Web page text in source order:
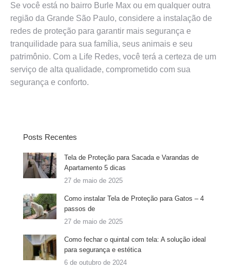
Se você está no bairro Burle Max ou em qualquer outra
região da Grande São Paulo, considere a instalação de
redes de proteção para garantir mais segurança e
tranquilidade para sua família, seus animais e seu
patrimônio. Com a Life Redes, você terá a certeza de um
serviço de alta qualidade, comprometido com sua
segurança e conforto.
Posts Recentes
Tela de Proteção para Sacada e Varandas de
Apartamento 5 dicas
27 de maio de 2025
Como instalar Tela de Proteção para Gatos – 4
passos de
27 de maio de 2025
Como fechar o quintal com tela: A solução ideal
para segurança e estética
6 de outubro de 2024